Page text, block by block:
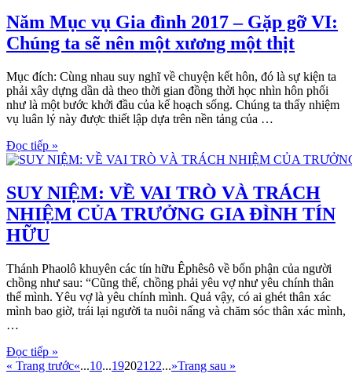
Năm Mục vụ Gia đình 2017 – Gặp gỡ VI:
Chúng ta sẽ nên một xương một thịt
Mục đích: Cùng nhau suy nghĩ về chuyện kết hôn, đó là sự kiện ta
phải xây dựng dần dà theo thời gian đồng thời học nhìn hôn phối
như là một bước khởi đầu của kế hoạch sống. Chúng ta thấy nhiệm
vụ luân lý này được thiết lập dựa trên nền tảng của …
Đọc tiếp »
SUY NIỆM: VỀ VAI TRÒ VÀ TRÁCH
NHIỆM CỦA TRƯỞNG GIA ĐÌNH TÍN
HỮU
Thánh Phaolô khuyên các tín hữu Êphêsô về bổn phận của người
chồng như sau: “Cũng thế, chồng phải yêu vợ như yêu chính thân
thể mình. Yêu vợ là yêu chính mình. Quả vậy, có ai ghét thân xác
mình bao giờ, trái lại người ta nuôi nấng và chăm sóc thân xác mình,
…
Đọc tiếp »
« Trang trước«...10...192021 22...»Trang sau »